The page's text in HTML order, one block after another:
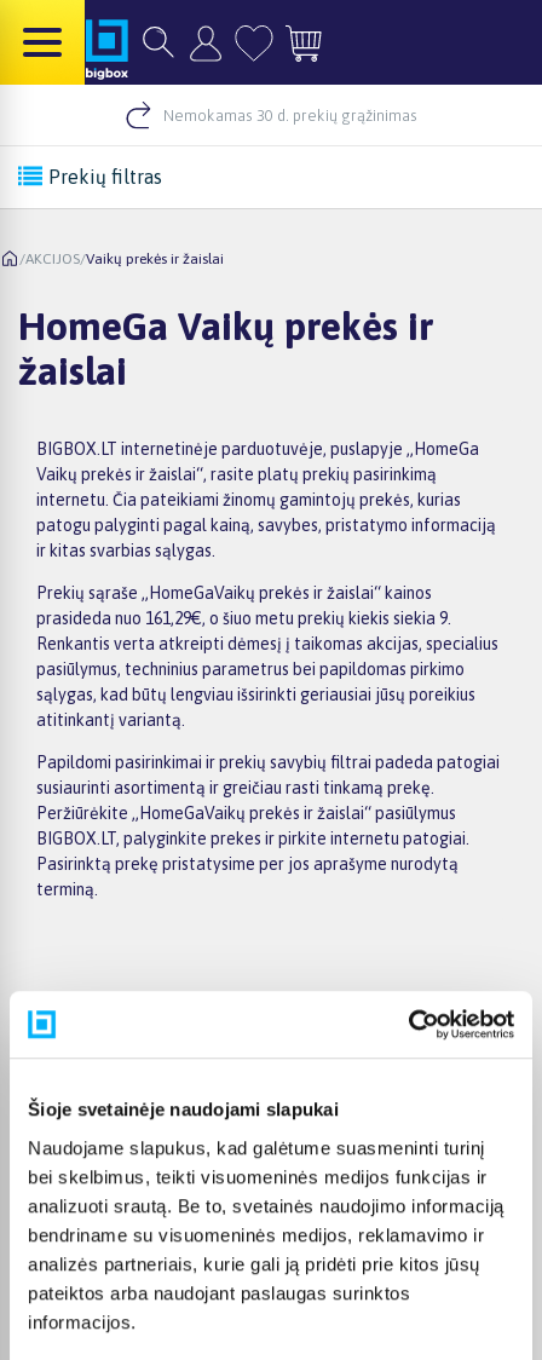
Šioje svetainėje naudojami slapukai
Naudojame slapukus, kad galėtume suasmeninti turinį
bei skelbimus, teikti visuomeninės medijos funkcijas ir
analizuoti srautą. Be to, svetainės naudojimo informaciją
bendriname su visuomeninės medijos, reklamavimo ir
analizės partneriais, kurie gali ją pridėti prie kitos jūsų
pateiktos arba naudojant paslaugas surinktos
informacijos.
Nemokamas 30 d. prekių grąžinimas
Prekių filtras
/AKCIJOS/Vaikų prekės ir žaislai
HomeGa Vaikų prekės ir
žaislai
BIGBOX.LT internetinėje parduotuvėje, puslapyje „HomeGa
Vaikų prekės ir žaislai“, rasite platų prekių pasirinkimą
internetu. Čia pateikiami žinomų gamintojų prekės, kurias
patogu palyginti pagal kainą, savybes, pristatymo informaciją
ir kitas svarbias sąlygas.
Prekių sąraše „HomeGaVaikų prekės ir žaislai“ kainos
prasideda nuo 161,29€, o šiuo metu prekių kiekis siekia 9.
Renkantis verta atkreipti dėmesį į taikomas akcijas, specialius
pasiūlymus, techninius parametrus bei papildomas pirkimo
sąlygas, kad būtų lengviau išsirinkti geriausiai jūsų poreikius
atitinkantį variantą.
Papildomi pasirinkimai ir prekių savybių filtrai padeda patogiai
susiaurinti asortimentą ir greičiau rasti tinkamą prekę.
Peržiūrėkite „HomeGaVaikų prekės ir žaislai“ pasiūlymus
BIGBOX.LT, palyginkite prekes ir pirkite internetu patogiai.
Pasirinktą prekę pristatysime per jos aprašyme nurodytą
terminą.
Pirkėjų atsiliepimai apie prekes
Liudmila B.
Patvirtintas pirkėjas
Liudas S.
Patvirtintas pirkėjas
Sveiki, Konstruktorius labai gražus, lengvai susideda, aiškios instrukcijos
ir d ...